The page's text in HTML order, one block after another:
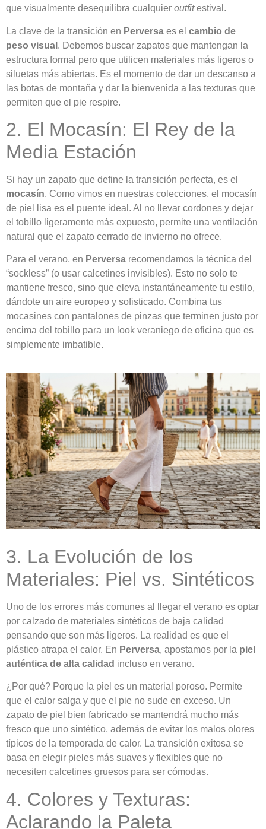
que visualmente desequilibra cualquier outfitestival.
La clave de la transición en Perversa es el cambio de
peso visual . Debemos buscar zapatos que mantengan la
estructura formal pero que utilicen materiales más ligeros o
siluetas más abiertas. Es el momento de dar un descanso a
las botas de montaña y dar la bienvenida a las texturas que
permiten que el pie respire.
2. El Mocasín: El Rey de la
Media Estación
Si hay un zapato que define la transición perfecta, es el
mocasín. Como vimos en nuestras colecciones, el mocasín
de piel lisa es el puente ideal. Al no llevar cordones y dejar
el tobillo ligeramente más expuesto, permite una ventilación
natural que el zapato cerrado de invierno no ofrece.
Para el verano, en Perversa recomendamos la técnica del
“sockless” (o usar calcetines invisibles). Esto no solo te
mantiene fresco, sino que eleva instantáneamente tu estilo,
dándote un aire europeo y sofisticado. Combina tus
mocasines con pantalones de pinzas que terminen justo por
encima del tobillo para un look veraniego de oficina que es
simplemente imbatible.
3. La Evolución de los
Materiales: Piel vs. Sintéticos
Uno de los errores más comunes al llegar el verano es optar
por calzado de materiales sintéticos de baja calidad
pensando que son más ligeros. La realidad es que el
plástico atrapa el calor. En Perversa, apostamos por la piel
auténtica de alta calidad incluso en verano.
¿Por qué? Porque la piel es un material poroso. Permite
que el calor salga y que el pie no sude en exceso. Un
zapato de piel bien fabricado se mantendrá mucho más
fresco que uno sintético, además de evitar los malos olores
típicos de la temporada de calor. La transición exitosa se
basa en elegir pieles más suaves y flexibles que no
necesiten calcetines gruesos para ser cómodas.
4. Colores y Texturas:
Aclarando la Paleta